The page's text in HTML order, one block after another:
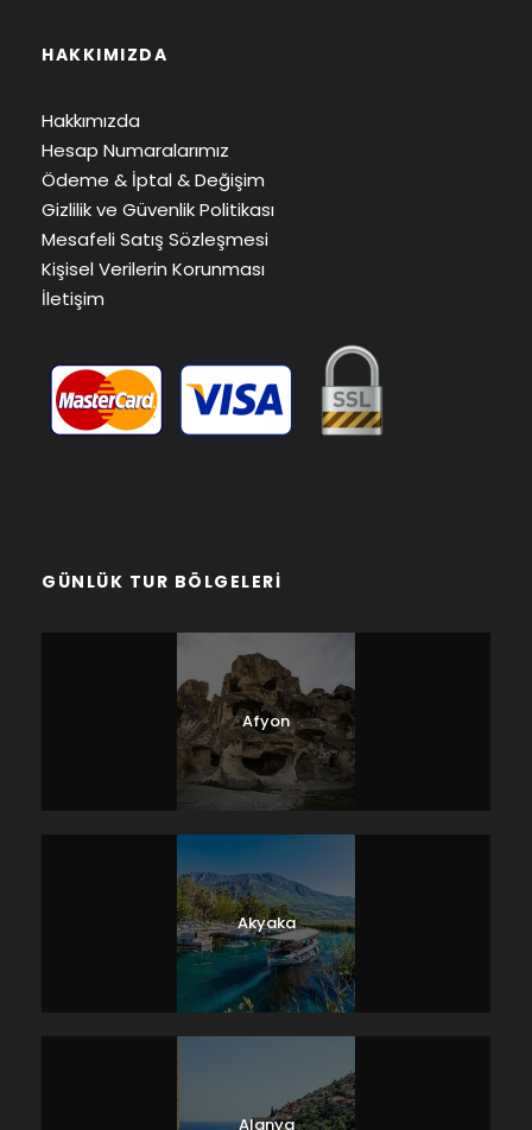
HAKKIMIZDA
Hakkımızda
Hesap Numaralarımız
Ödeme & İptal & Değişim
Gizlilik ve Güvenlik Politikası
Mesafeli Satış Sözleşmesi
Kişisel Verilerin Korunması
İletişim
GÜNLÜK TUR BÖLGELERI
Afyon
Akyaka
Alanya